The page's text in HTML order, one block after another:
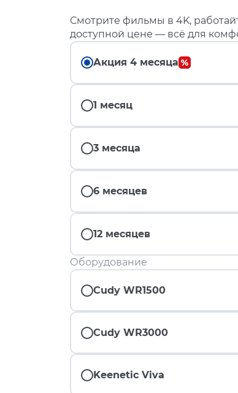
Смотрите фильмы в 4K,
доступной цене — всё для
Акция 4 месяца
1 месяц
3 месяца
6 месяцев
12 месяцев
Оборудование
Cudy WR1500
Cudy WR3000
Keenetic Viva